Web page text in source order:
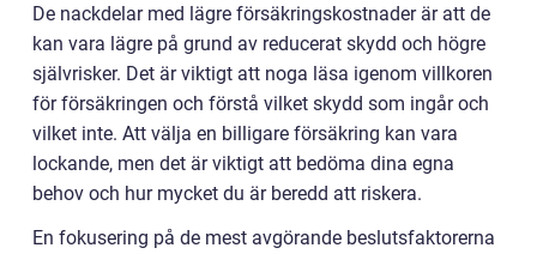
De nackdelar med lägre försäkringskostnader är att de
kan vara lägre på grund av reducerat skydd och högre
självrisker. Det är viktigt att noga läsa igenom villkoren
för försäkringen och förstå vilket skydd som ingår och
vilket inte. Att välja en billigare försäkring kan vara
lockande, men det är viktigt att bedöma dina egna
behov och hur mycket du är beredd att riskera.
En fokusering på de mest avgörande beslutsfaktorerna